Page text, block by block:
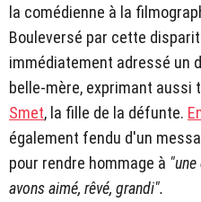
la comédienne à la
Bouleversé par cette
immédiatement adressé un
belle-mère, exprimant aussi
Smet, la fille de la défunte.
également fendu d'un
pour rendre hommage à
avons aimé, rêvé, grandi".